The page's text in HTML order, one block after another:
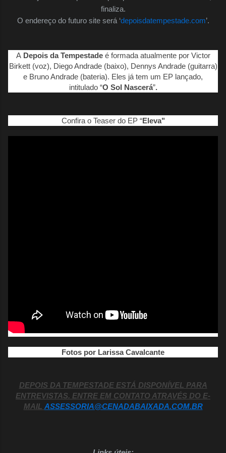
finaliza.
O endereço do futuro site será ‘depoisdatempestade.com’.
A Depois da Tempestade é formada atualmente por Victor
Birkett (voz), Diego Andrade (baixo), Dennys Andrade (guitarra)
e Bruno Andrade (bateria). Eles já tem um EP lançado,
intitulado “O Sol Nascerá”.
Confira o Teaser do EP “Eleva"
Fotos por Larissa Cavalcante
DEPOIS DA TEMPESTADE ESTÁ DISPONÍVEL PARA
ENTREVISTAS. ENTRE EM CONTATO ATRAVÉS DO E-
MAIL ASSESSORIA@CENADABAIXADA.COM.BR